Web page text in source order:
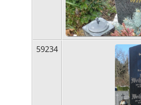
59234